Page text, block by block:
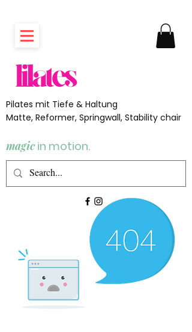
Pilates mit Tiefe & Haltung
Matte, Reformer, Springwall, Stability chair
magicin motion.